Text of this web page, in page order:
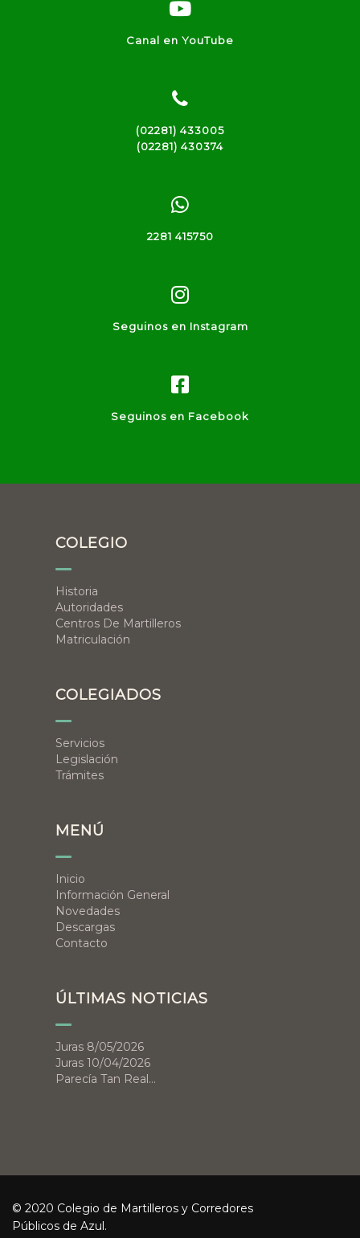
Canal en YouTube
(02281) 433005
(02281) 430374
2281 415750
Seguinos en Instagram
Seguinos en Facebook
COLEGIO
Historia
Autoridades
Centros De Martilleros
Matriculación
COLEGIADOS
Servicios
Legislación
Trámites
MENÚ
Inicio
Información General
Novedades
Descargas
Contacto
ÚLTIMAS NOTICIAS
Juras 8/05/2026
Juras 10/04/2026
Parecía Tan Real…
© 2020 Colegio de Martilleros y Corredores
Públicos de Azul.